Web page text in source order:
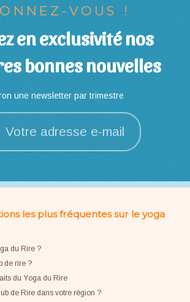
VOUS !
en exclusivité nos
bonnes nouvelles
une newsletter par trimestre
Votre adresse e-mail
les plus fréquentes sur le yoga
du Rire ?
de rire ?
du Yoga du Rire
de Rire dans votre région ?